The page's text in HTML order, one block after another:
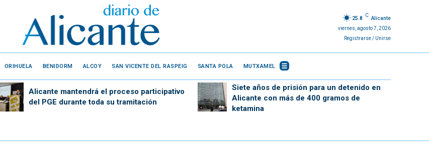
25.8
C
Alicante
viernes, agosto 7, 2026
Registrarse / Unirse
ORIHUELA BENIDORM ALCOY SAN VICENTE DEL RASPEIG SANTA POLA MUTXAMEL
Alicante mantendrá el proceso participativo
del PGE durante toda su tramitación
Siete años de prisión para un detenido en
Alicante con más de 400 gramos de
ketamina